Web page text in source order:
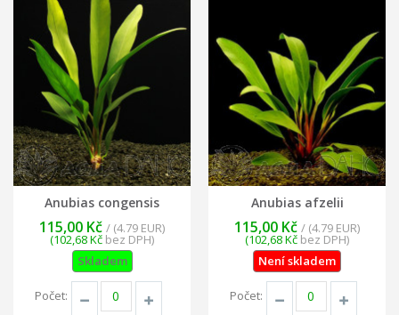
Anubias congensis
115,00 Kč / (4.79 EUR)
(102,68 Kč bez DPH)
Skladem
Počet:
Anubias afzelii
115,00 Kč / (4.79 EUR)
(102,68 Kč bez DPH)
Není skladem
Počet: